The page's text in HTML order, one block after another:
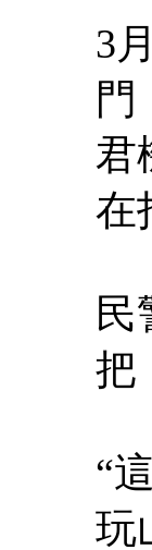
3
門
君
在
民
把
“
玩